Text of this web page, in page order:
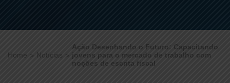
Home Notícias
Ação Desenhando o Futuro: Capacitando
jovens para o mercado de trabalho com
noções de escrita fiscal